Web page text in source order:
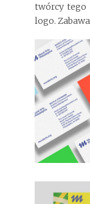
twórcy
logo.